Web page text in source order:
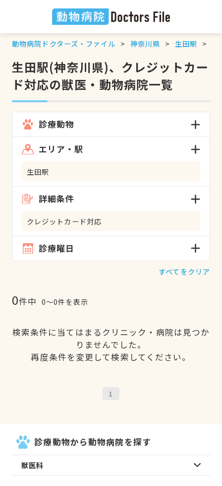
動物病院ドクターズ・ファイル 神奈川県 生田駅
生田駅(神奈川県)、クレジットカー
ド対応の獣医・動物病院一覧
診療動物
エリア・駅
生田駅
詳細条件
クレジットカード対応
診療曜日
すべてをクリア
0件中 0〜0件を表示
検索条件に当てはまるクリニック・病院は見つか
りませんでした。
再度条件を変更して検索してください。
1
診療動物から動物病院を探す
獣医科